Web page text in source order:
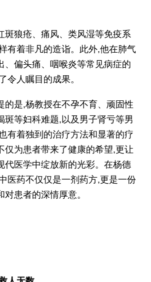
斑狼疮、痛风、类风湿等免疫系
有着非凡的造诣。此外,他在肺气
、偏头痛、咽喉炎等常见病症的
令人瞩目的成果。
的是,杨教授在不孕不育、顽固性
斑等妇科难题,以及男子肾亏等男
有着独到的治疗方法和显著的疗
仅为患者带来了健康的希望,更让
代医学中绽放新的光彩。在杨德
医药不仅仅是一剂药方,更是一份
患者的深情厚意。